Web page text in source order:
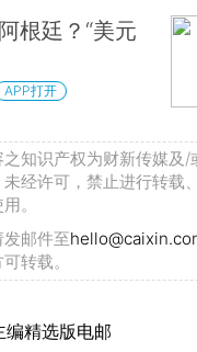
根廷？“美元
APP打开
知识产权为财新传媒及/
经许可，禁止进行转载
。
邮件至
转载。
编精选版电邮